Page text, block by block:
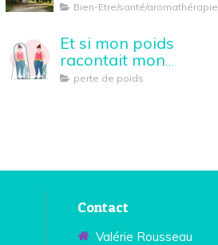
Bien-Etre/santé/aromathérapie
Et si mon poids
racontait mon
histoire...
perte de poids
Contact
Valérie Rousseau